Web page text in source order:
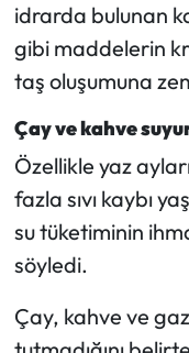
idrarda bulunan
gibi maddelerin
taş oluşumuna
Çay ve kahve
Özellikle yaz
fazla sıvı kaybı
su tüketiminin
söyledi.
Çay, kahve ve